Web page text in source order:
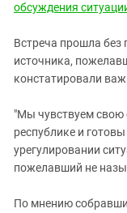
Ростовская область
Северная Осетия -
СКФО
Чечня
Южная Осетия
Южный Кавказ
обсуждения
Встреча прошла без
источника,
констатировали
"Мы чувствуем свою
республике и
урегулировании
пожелавший не
По мнению